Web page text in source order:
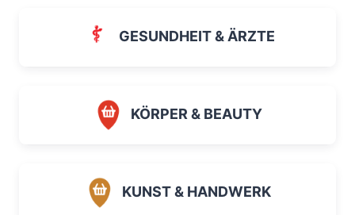
GESUNDHEIT & ÄRZTE
KÖRPER & BEAUTY
KUNST & HANDWERK